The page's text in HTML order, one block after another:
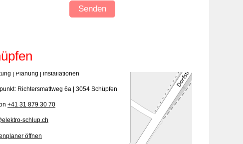
Senden
| Planung | Installationen
Richtersmattweg 6a | 3054 Schüpfen
+41 31 879 30 70
l ktr -schl p ch
öffnen